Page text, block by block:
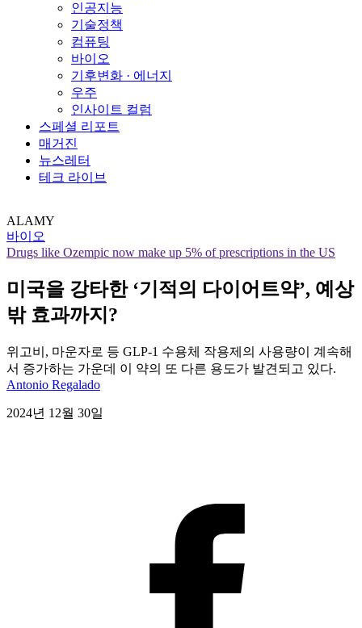
인공지능
기술정책
컴퓨팅
바이오
기후변화 · 에너지
우주
인사이트 컬럼
스페셜 리포트
매거진
뉴스레터
테크 라이브
ALAMY
바이오
Drugs like Ozempic now make up 5% of prescriptions in the US
미국을 강타한 ‘기적의 다이어트약’, 예상
밖 효과까지?
위고비, 마운자로 등 GLP-1 수용체 작용제의 사용량이 계속해
서 증가하는 가운데 이 약의 또 다른 용도가 발견되고 있다.
Antonio Regalado
2024년 12월 30일